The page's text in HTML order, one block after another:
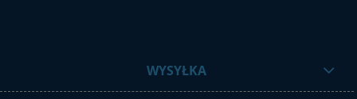
WYSYŁKA